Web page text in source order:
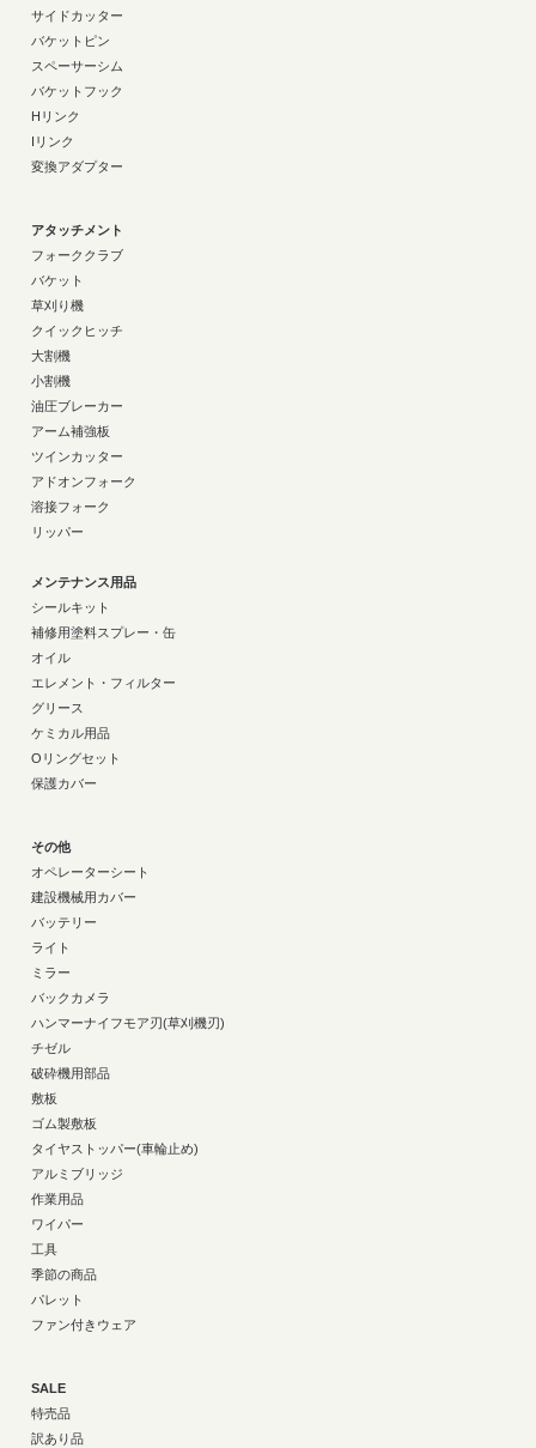
サイドカッター
バケットピン
スペーサーシム
バケットフック
Hリンク
Iリンク
変換アダプター
アタッチメント
フォーククラブ
バケット
草刈り機
クイックヒッチ
大割機
小割機
油圧ブレーカー
アーム補強板
ツインカッター
アドオンフォーク
溶接フォーク
リッパー
メンテナンス用品
シールキット
補修用塗料スプレー・缶
オイル
エレメント・フィルター
グリース
ケミカル用品
Oリングセット
保護カバー
その他
オペレーターシート
建設機械用カバー
バッテリー
ライト
ミラー
バックカメラ
ハンマーナイフモア刃(草刈機刃)
チゼル
破砕機用部品
敷板
ゴム製敷板
タイヤストッパー(車輪止め)
アルミブリッジ
作業用品
ワイパー
工具
季節の商品
パレット
ファン付きウェア
SALE
特売品
訳あり品